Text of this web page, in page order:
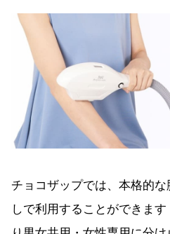
チョコザップでは、本格的
しで利用することができま